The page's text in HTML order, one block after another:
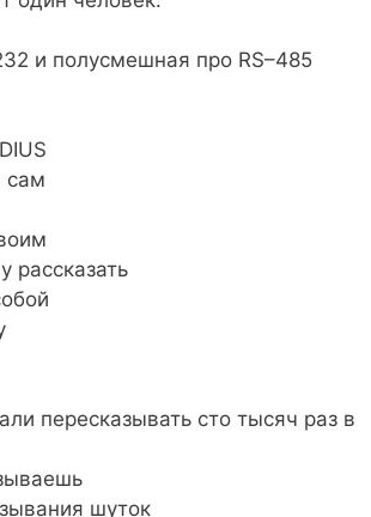
и полусмешная про RS–485
сам
рассказать
пересказывать сто тысяч раз в
шуток